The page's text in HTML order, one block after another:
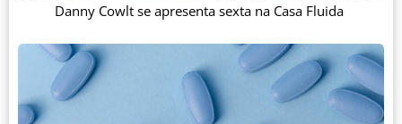
Danny Cowlt se apresenta sexta na Casa Fluida